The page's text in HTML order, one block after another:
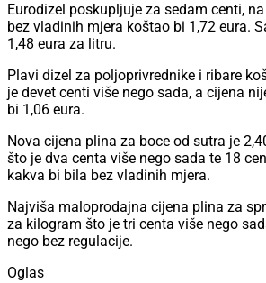
Eurodizel poskupljuje za sedam centi,
bez vladinih mjera koštao bi 1,72 eura.
1,48 eura za litru.
Plavi dizel za poljoprivrednike i ribare
je devet centi više nego sada, a cijena
bi 1,06 eura.
Nova cijena plina za boce od sutra je
što je dva centa više nego sada te 18
kakva bi bila bez vladinih mjera.
Najviša maloprodajna cijena plina za
za kilogram što je tri centa više nego
nego bez regulacije.
Oglas